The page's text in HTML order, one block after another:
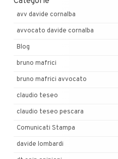
avv davide cornalba
avvocato davide cornalba
Blog
bruno mafrici
bruno mafrici avvocato
claudio teseo
claudio teseo pescara
Comunicati Stampa
davide lombardi